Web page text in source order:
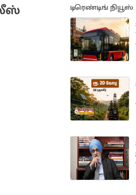
டிரெண்டிங் நியூஸ்